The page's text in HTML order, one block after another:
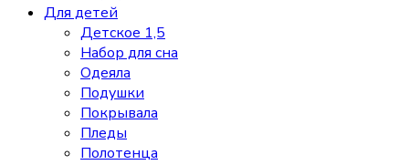
Для детей
Детское 1,5
Набор для сна
Одеяла
Подушки
Покрывала
Пледы
Полотенца